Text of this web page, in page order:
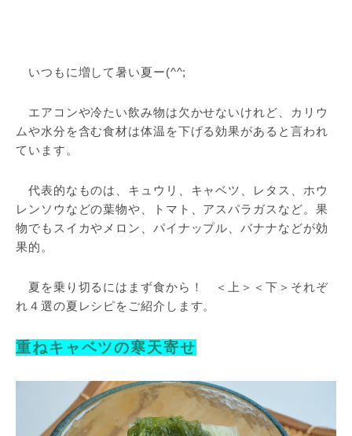
いつもに増して暑い夏ー(^^;
エアコンや冷たい飲み物は欠かせないけれど、カリウ
ムや水分を含む食材は体温を下げる効果があると言われ
ています。
代表的なものは、キュウリ、キャベツ、レタス、ホウ
レンソウなどの葉物や、トマト、アスパラガスなど。果
物でもスイカやメロン、パイナップル、バナナなどが効
果的。
夏を乗り切るにはまず食から！ ＜上＞＜下＞それぞ
れ４選の夏レシピをご紹介します。
重ねキャベツの寒天寄せ